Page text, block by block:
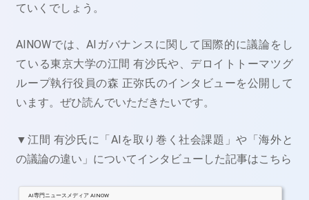
ていくでしょう。
AINOWでは、AIガバナンスに関して国際的に議論をし
ている東京大学の江間 有沙氏や、デロイトトーマツグ
ループ執行役員の森 正弥氏のインタビューを公開して
います。ぜひ読んでいただきたいです。
▼江間 有沙氏に「AIを取り巻く社会課題」や「海外と
の議論の違い」についてインタビューした記事はこちら
AI専門ニュースメディア AINOW